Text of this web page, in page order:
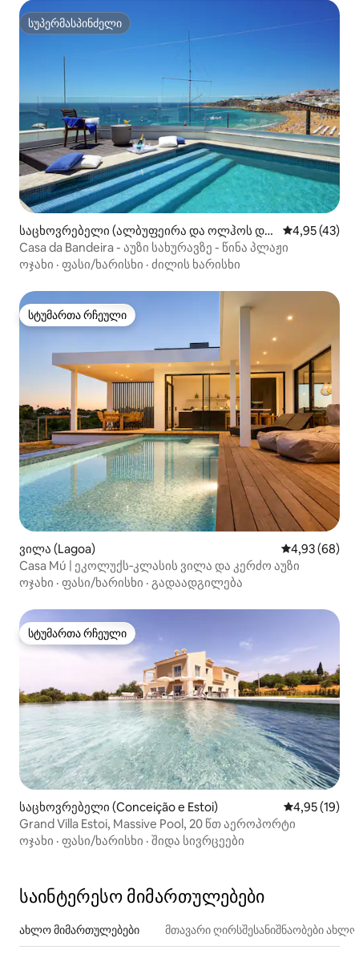
სუპერმასპინძელი
სუპერმასპინძელი
საცხოვრებელი (ალბუფეირა და ოლჰოს დე
აგუა)
საშუალო
4,95 (43)
Casa da Bandeira - აუზი სახურავზე - წინა პლაჟი
ოჯახი · ფასი/ხარისხი · ძილის ხარისხი
სტუმართა რჩეული
სტუმართა რჩეული
ვილა (Lagoa) საშუალო
4,93 (68)
Casa Mú | ეკოლუქს‑კლასის ვილა და კერძო აუზი
ოჯახი · ფასი/ხარისხი · გადაადგილება
სტუმართა რჩეული
სტუმართა რჩეული
საცხოვრებელი (Conceição e Estoi) საშუალო
4,95 (19)
Grand Villa Estoi, Massive Pool, 20 წთ აეროპორტი
ოჯახი · ფასი/ხარისხი · შიდა სივრცეები
საინტერესო მიმართულებები
ახლო მიმართულებები მთავარი ღირსშესანიშნაობები